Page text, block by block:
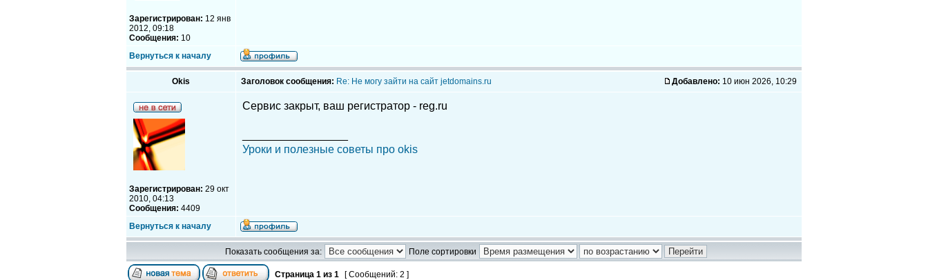
Зарегистрирован: 12 янв
2012, 09:18
Сообщения: 10
Вернуться к началу
Okis Заголовок сообщения: Re: Не могу зайти на сайт jetdomains.ru Добавлено: 10 июн 2026, 10:29
Зарегистрирован: 29 окт
2010, 04:13
Сообщения: 4409
Сервис закрыт, ваш регистратор - reg.ru
Уроки и полезные советы про okis
Вернуться к началу
Показать сообщения за: Поле сортировки
Страница 1 из 1 [ Сообщений: 2 ]